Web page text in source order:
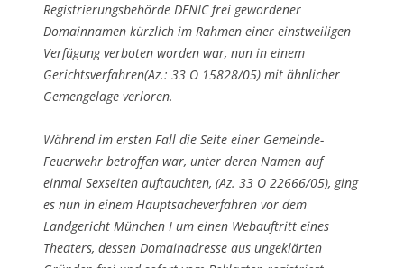
Registrierungsbehörde DENIC frei gewordener
Domainnamen kürzlich im Rahmen einer einstweiligen
Verfügung verboten worden war, nun in einem
Gerichtsverfahren(Az.: 33 O 15828/05) mit ähnlicher
Gemengelage verloren.
Während im ersten Fall die Seite einer Gemeinde-
Feuerwehr betroffen war, unter deren Namen auf
einmal Sexseiten auftauchten, (Az. 33 O 22666/05), ging
es nun in einem Hauptsacheverfahren vor dem
Landgericht München I um einen Webauftritt eines
Theaters, dessen Domainadresse aus ungeklärten